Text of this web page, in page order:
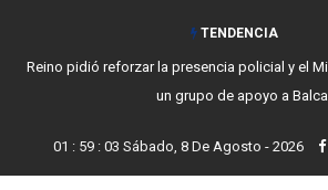
TENDENCIA
Reino pidió reforzar la presencia policial y el
un grupo de apoyo a
01 : 59 : 03 Sábado, 8 De Agosto - 2026